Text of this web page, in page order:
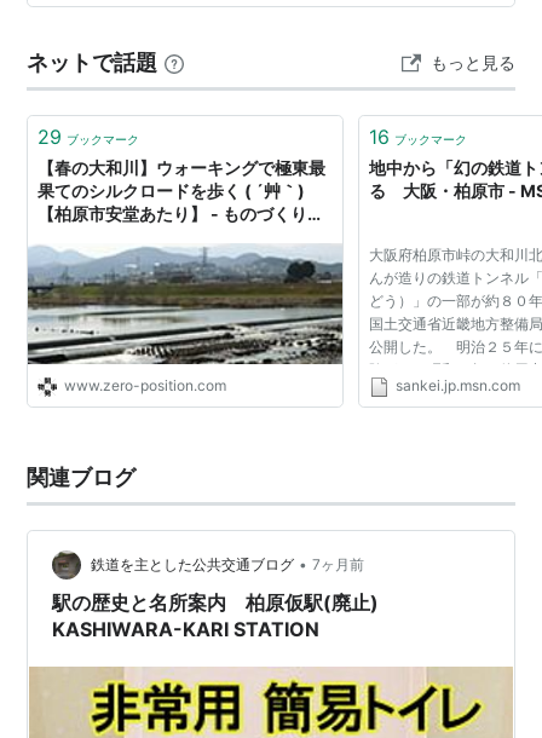
Q27) 道明寺線(N17)キロ程 関西本線 名古屋起点
項(国鉄営業局昭和30年4月) 記載なし 歴史1889年(明治
22)5月14日 大…
ネットで話題 もっと見る
29 ブックマーク
【春の大和川】ウォーキングで極東最
果てのシルクロードを歩く ( ´艸｀)
【柏原市安堂あたり】 - ものづくりと
www.zero-position.com
16 ブックマーク
地中から「幻の鉄道
る 大阪・柏原市 -
大阪府柏原市峠の大和川
んが造りの鉄道トンネル
どう）」の一部が約８０
国土交通省近畿地方整備
公開した。 明治２５年
険があり昭和７年に使用
戻しや崩落で埋没したと
sankei.jp.msn.com
関連ブログ
鉄道を主とした公共交通ブログ • 7ヶ月前
駅の歴史と名所案内 柏原仮駅(廃止)
KASHIWARA-KARI STATION